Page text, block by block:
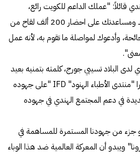
قائلاً: "عملك الداعم للكويت رائع،
والكويت لن تنسى مجهودك ومساعدتك على احضار 200 ألف لقاح من
وأدعوك لمواصلة ما تقوم به، لأنه عمل
لدى البلاد تسيبي جورج، كلمته بتمنيه بعيد
أضحى مبارك للجميع، شاكرا "منتدى الأطباء الهنود" IFD "على جهوده
في دعم المجتمع الهندي في جهوده
من جهودنا المستمرة للمساهمة في
ويبدو أن المعركة العالمية ضد هذا الوباء